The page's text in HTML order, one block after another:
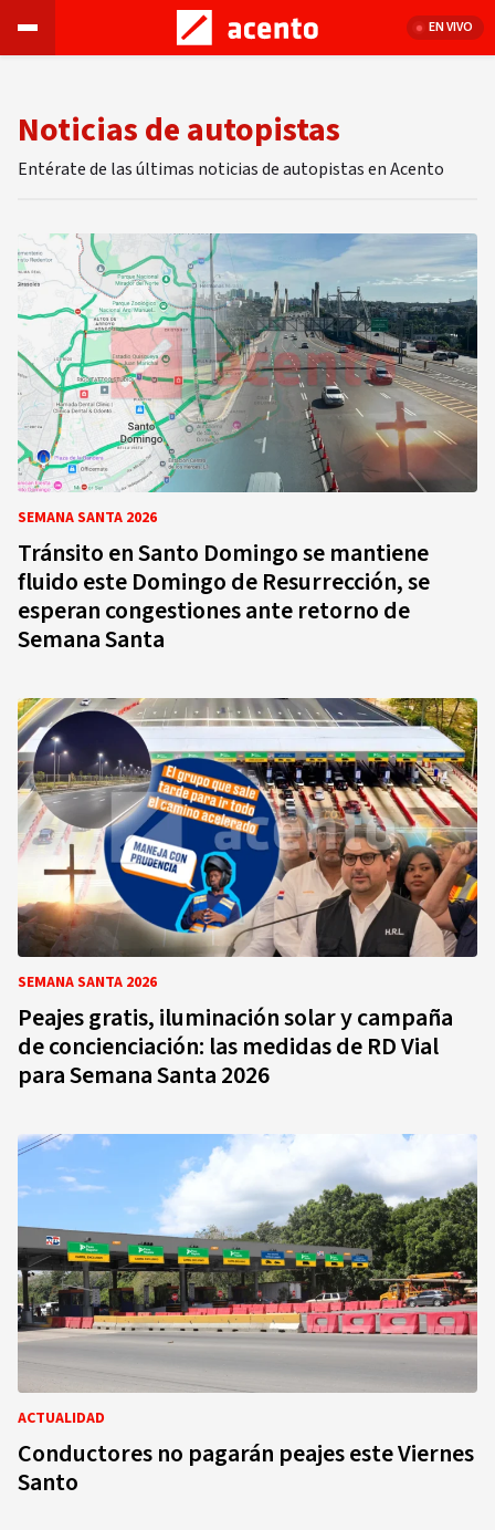
EN VIVO
Noticias de autopistas
Entérate de las últimas noticias de autopistas en Acento
SEMANA SANTA 2026
Tránsito en Santo Domingo se mantiene
fluido este Domingo de Resurrección, se
esperan congestiones ante retorno de
Semana Santa
SEMANA SANTA 2026
Peajes gratis, iluminación solar y campaña
de concienciación: las medidas de RD Vial
para Semana Santa 2026
ACTUALIDAD
Conductores no pagarán peajes este Viernes
Santo